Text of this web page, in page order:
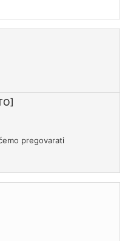
pregovarati